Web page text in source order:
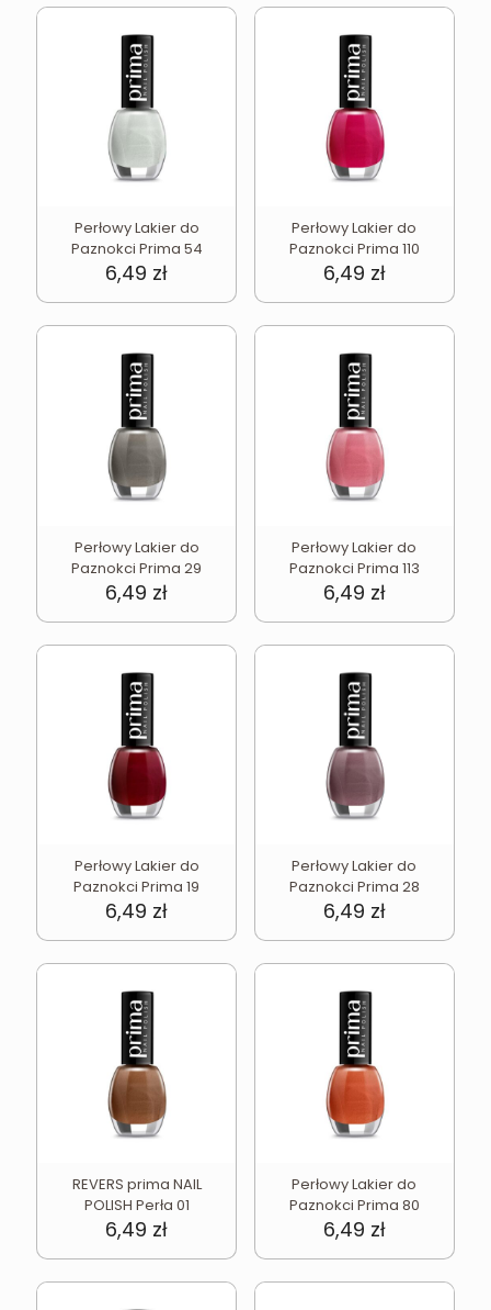
Perłowy Lakier do
Paznokci Prima 54
6,49 zł
Perłowy Lakier do
Paznokci Prima 110
6,49 zł
Perłowy Lakier do
Paznokci Prima 29
6,49 zł
Perłowy Lakier do
Paznokci Prima 113
6,49 zł
Perłowy Lakier do
Paznokci Prima 19
6,49 zł
Perłowy Lakier do
Paznokci Prima 28
6,49 zł
REVERS prima NAIL
POLISH Perła 01
6,49 zł
Perłowy Lakier do
Paznokci Prima 80
6,49 zł